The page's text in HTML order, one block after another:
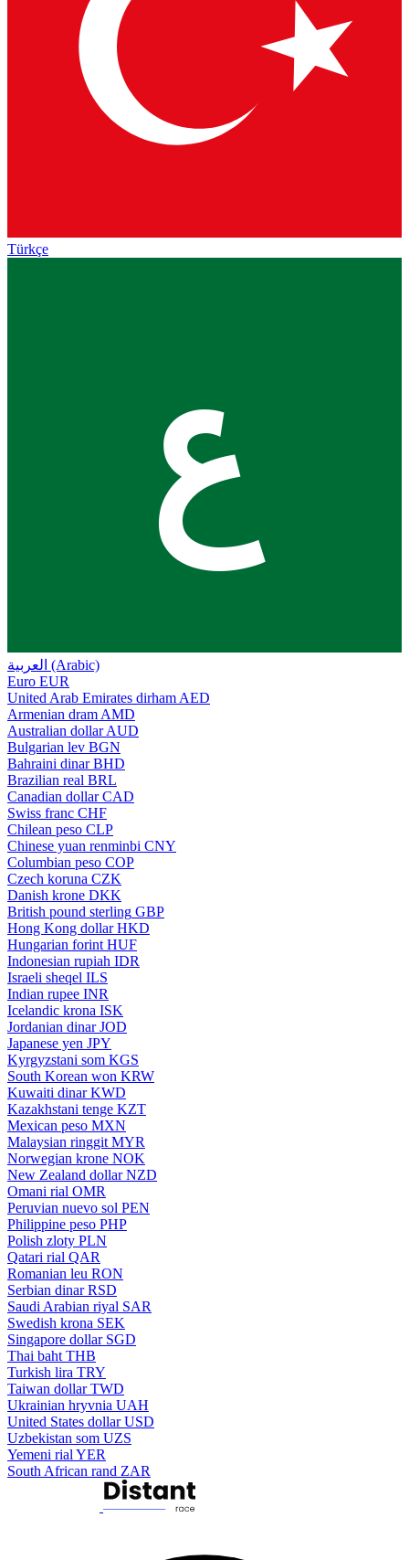
Türkçe
ع
العربية (Arabic)
Euro EUR
United Arab Emirates dirham AED
Armenian dram AMD
Australian dollar AUD
Bulgarian lev BGN
Bahraini dinar BHD
Brazilian real BRL
Canadian dollar CAD
Swiss franc CHF
Chilean peso CLP
Chinese yuan renminbi CNY
Columbian peso COP
Czech koruna CZK
Danish krone DKK
British pound sterling GBP
Hong Kong dollar HKD
Hungarian forint HUF
Indonesian rupiah IDR
Israeli sheqel ILS
Indian rupee INR
Icelandic krona ISK
Jordanian dinar JOD
Japanese yen JPY
Kyrgyzstani som KGS
South Korean won KRW
Kuwaiti dinar KWD
Kazakhstani tenge KZT
Mexican peso MXN
Malaysian ringgit MYR
Norwegian krone NOK
New Zealand dollar NZD
Omani rial OMR
Peruvian nuevo sol PEN
Philippine peso PHP
Polish zloty PLN
Qatari rial QAR
Romanian leu RON
Serbian dinar RSD
Saudi Arabian riyal SAR
Swedish krona SEK
Singapore dollar SGD
Thai baht THB
Turkish lira TRY
Taiwan dollar TWD
Ukrainian hryvnia UAH
United States dollar USD
Uzbekistan som UZS
Yemeni rial YER
South African rand ZAR